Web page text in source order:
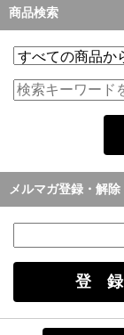
商品検索
メルマガ登録・解除